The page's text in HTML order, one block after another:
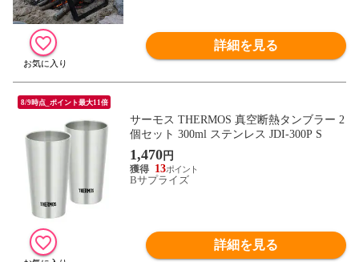
詳細を見る
8/9時点_ポイント最大11倍
サーモス THERMOS 真空断熱タンブラー 2
個セット 300ml ステンレス JDI-300P S
1,470円
13
Bサプライズ
詳細を見る